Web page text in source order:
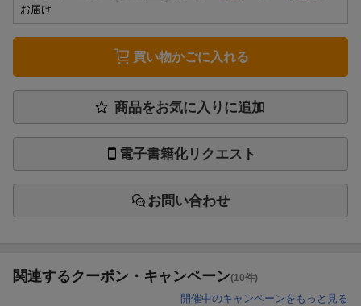
お届け
買い物かごに入れる
商品をお気に入りに追加
電子書籍化リクエスト
お問い合わせ
関連するクーポン・キャンペーン(10件)
開催中のキャンペーンをもっと見る